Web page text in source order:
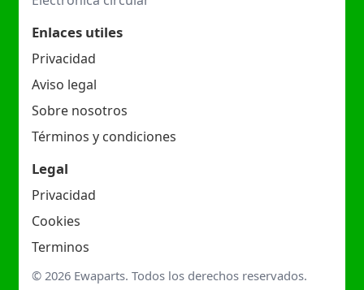
Enlaces utiles
Privacidad
Aviso legal
Sobre nosotros
Términos y condiciones
Legal
Privacidad
Cookies
Terminos
© 2026 Ewaparts. Todos los derechos reservados.